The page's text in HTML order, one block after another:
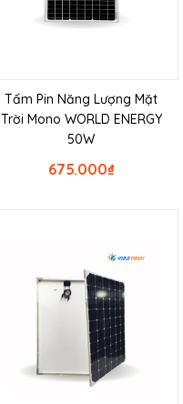
Tấm Pin Năng Lượng Mặt
Trời Mono WORLD ENERGY
50W
₫
675.000